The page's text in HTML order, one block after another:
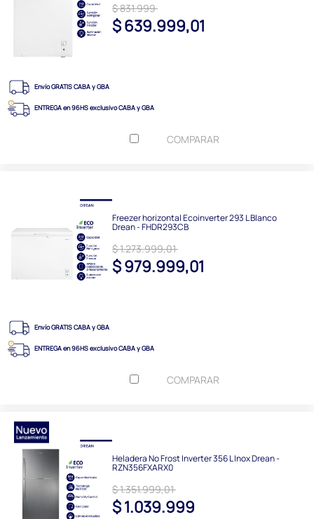
$ 831.999
$ 639.999,01
Envío GRATIS CABA y GBA
ENTREGA en 96HS exclusivo CABA y GBA
COMPARAR
Freezer horizontal Ecoinverter 293 L Blanco
Drean - FHDR293CB
$ 1.273.999,01
$ 979.999,01
Envío GRATIS CABA y GBA
ENTREGA en 96HS exclusivo CABA y GBA
COMPARAR
Heladera No Frost Inverter 356 L Inox Drean -
RZN356FXARX0
$ 1.351.999,01
$ 1.039.999